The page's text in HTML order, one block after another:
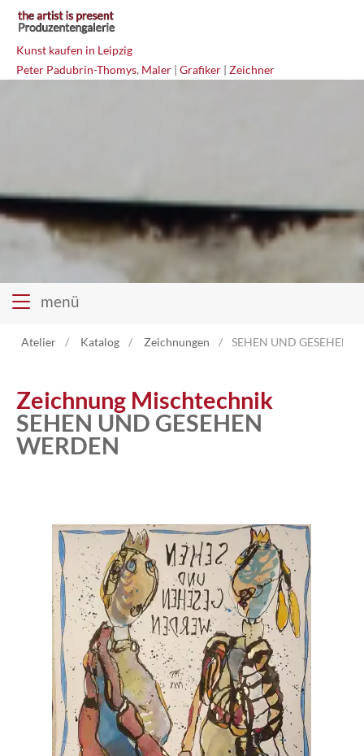
Kunst kaufen in Leipzig
Peter Padubrin-Thomys, Maler | Grafiker | Zeichner
menü
Atelier
Katalog
Vita
News
Kontakt
Atelier Katalog Zeichnungen SEHEN UND GESEHEN
Zeichnung Mischtechnik
SEHEN UND GESEHEN
WERDEN